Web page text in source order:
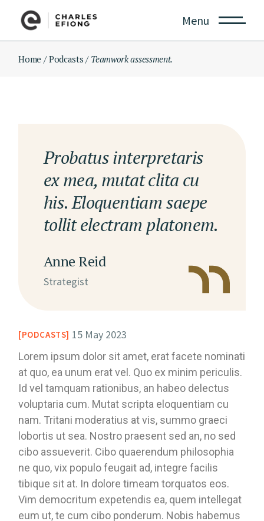
Menu
Home Podcasts Teamwork assessment.
Probatus interpretaris
ex mea, mutat clita cu
his. Eloquentiam saepe
tollit electram platonem.
Anne Reid
Strategist
PODCASTS 15 May 2023
Lorem ipsum dolor sit amet, erat facete nominati
at quo, ea unum erat vel. Quo ex minim periculis.
Id vel tamquam rationibus, an habeo delectus
voluptaria cum. Mutat scripta eloquentiam cu
nam. Tritani moderatius at vis, summo graeci
lobortis ut sea. Nostro praesent sed an, no sed
cibo assueverit. Cibo quaerendum philosophia
ne quo, vix populo feugait ad, integre facilis
tibique sit at. In dolore timeam torquatos eos.
Vim democritum expetendis ea, quem intellegat
eum ut, te cum cibo ponderum. Nobis habemus